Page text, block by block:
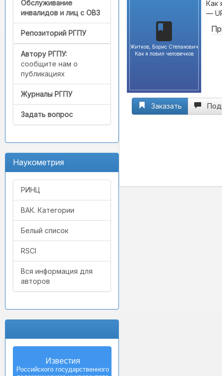
Обслуживание
инвалидов и лиц с ОВЗ
Репозиторий РГПУ
Автору РГПУ:
сообщите нам о
публикациях
Журналы РГПУ
Задать вопрос
Наукометрия
РИНЦ
ВАК. Категории
Белый список
RSCI
Вся информация для
авторов
Известия
Российского государственного
Житков, Борис Степанович
Как я ловил человечков
Как
—
Заказать